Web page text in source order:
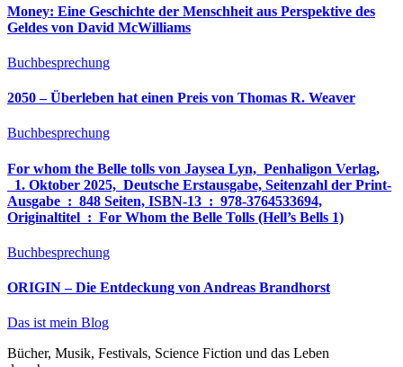
Money: Eine Geschichte der Menschheit aus Perspektive des
Geldes von David McWilliams
Buchbesprechung
2050 – Überleben hat einen Preis von Thomas R. Weaver
Buchbesprechung
For whom the Belle tolls von Jaysea Lyn, ‎ Penhaligon Verlag,
‎ 1. Oktober 2025, ‎ Deutsche Erstausgabe, Seitenzahl der Print-
Ausgabe ‏ : ‎ 848 Seiten, ISBN-13 ‏ : ‎ 978-3764533694,
Originaltitel ‏ : ‎ For Whom the Belle Tolls (Hell’s Bells 1)
Buchbesprechung
ORIGIN – Die Entdeckung von Andreas Brandhorst
Das ist mein Blog
Bücher, Musik, Festivals, Science Fiction und das Leben